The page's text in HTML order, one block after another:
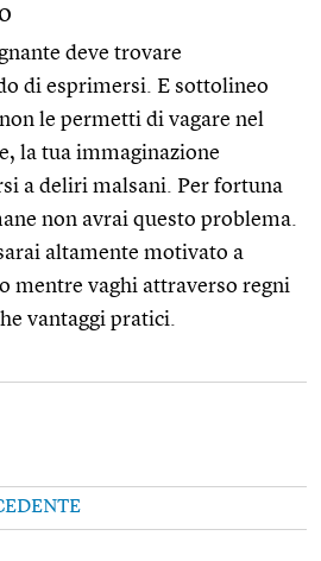
deve trovare
di esprimersi. E sottolineo
le permetti di vagare nel
la tua immaginazione
a deliri malsani. Per fortuna
non avrai questo problema.
altamente motivato a
mentre vaghi attraverso regni
vantaggi pratici.